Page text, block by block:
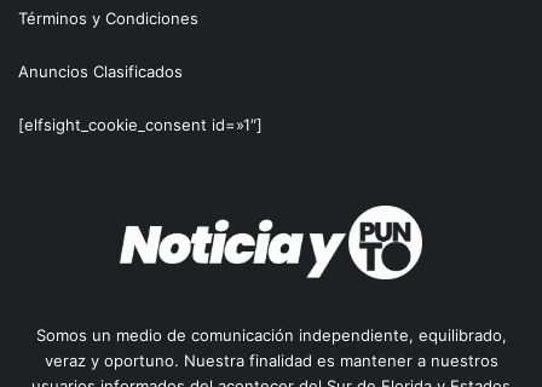
Términos y Condiciones
Anuncios Clasificados
[elfsight_cookie_consent id=»1″]
Somos un medio de comunicación independiente, equilibrado,
veraz y oportuno. Nuestra finalidad es mantener a nuestros